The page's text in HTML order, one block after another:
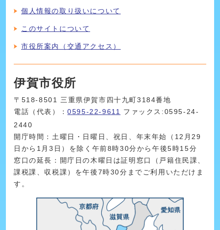
個人情報の取り扱いについて
このサイトについて
市役所案内（交通アクセス）
伊賀市役所
〒518-8501 三重県伊賀市四十九町3184番地
電話（代表）：0595-22-9611
ファックス:0595-24-
2440
開庁時間：土曜日・日曜日、祝日、年末年始（12月29
日から1月3日）を除く午前8時30分から午後5時15分
窓口の延長：開庁日の木曜日は証明窓口（戸籍住民課、
課税課、収税課）を午後7時30分までご利用いただけま
す。